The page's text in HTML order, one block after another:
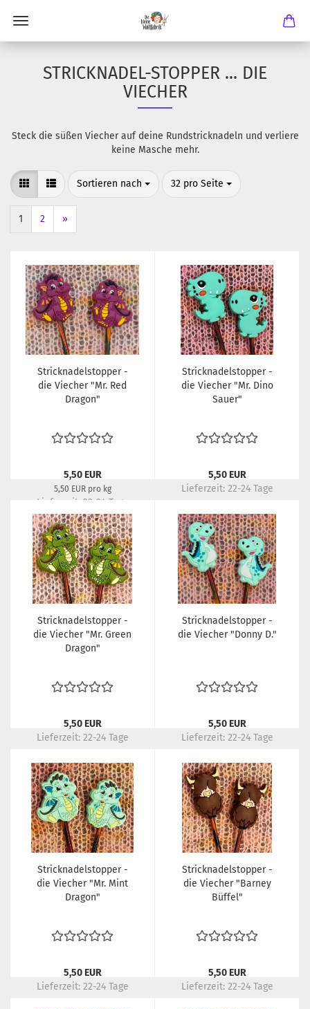
STRICKNADEL-STOPPER ... DIE
VIECHER
Steck die süßen Viecher auf deine Rundstricknadeln und verliere
keine Masche mehr.
Sortieren nach
Sortieren nach 32 pro Seite
pro Seite
1 2 »
Stricknadelstopper -
die Viecher "Mr. Red
Dragon"
5,50 EUR
5,50 EUR pro kg
Lieferzeit: 22-24 Tage
Stricknadelstopper -
die Viecher "Mr. Dino
Sauer"
5,50 EUR
Lieferzeit: 22-24 Tage
Stricknadelstopper -
die Viecher "Mr. Green
Dragon"
5,50 EUR
Lieferzeit: 22-24 Tage
Stricknadelstopper -
die Viecher "Donny D."
5,50 EUR
Lieferzeit: 22-24 Tage
Stricknadelstopper -
die Viecher "Mr. Mint
Dragon"
5,50 EUR
Lieferzeit: 22-24 Tage
Stricknadelstopper -
die Viecher "Barney
Büffel"
5,50 EUR
Lieferzeit: 22-24 Tage